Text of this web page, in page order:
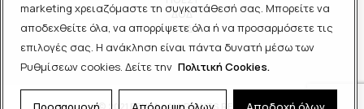
marketing χρειαζόμαστε τη συγκατάθεσή σας. Μπορείτε να
αποδεχθείτε όλα, να απορρίψετε όλα ή να προσαρμόσετε τις
επιλογές σας. Η ανάκληση είναι πάντα δυνατή μέσω των
Ρυθμίσεων cookies. Δείτε την Πολιτική Cookies.
ΔΟΔ
ΕΟΔ
© 2021 ΕΣΗΕΑ - ALL RIGHTS RESERVED